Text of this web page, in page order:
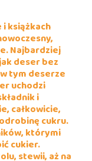
książkach
Najbardziej
deser bez
tym deserze
uchodzi
i
całkowicie,
cukru.
którymi
cukier.
stewii, aż na